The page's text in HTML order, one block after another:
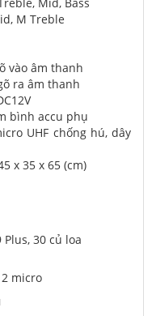
Mid, Bass
M Treble
vào âm thanh
ra âm thanh
bình accu phụ
UHF chống hú, dây
x 35 x 65 (cm)
micro